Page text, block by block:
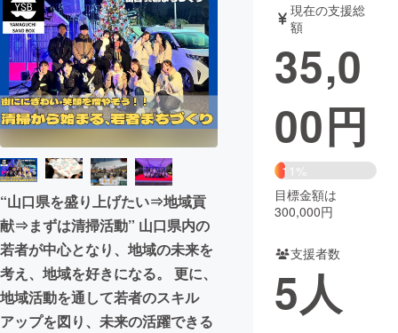
テクノロジー・ガジェット
映像・映画 書籍・雑誌
ビジネス・起業 チャレンジ
まちづくり・地域活性化
CAMPFIRE for Social Good
CAMPFIRE Creation
CAMPFIREふるさと納税machi-ya コミュニティ
“山口県を盛り上げたい⇒地域貢
献⇒まずは清掃活動” 山口県内の
若者が中心となり、地域の未来を
考え、地域を好きになる。 更に、
地域活動を通して若者のスキル
アップを図り、未来の活躍できる
現在の支援総
額
35,0
00円
11%
目標金額は
300,000円
支援者数
5人